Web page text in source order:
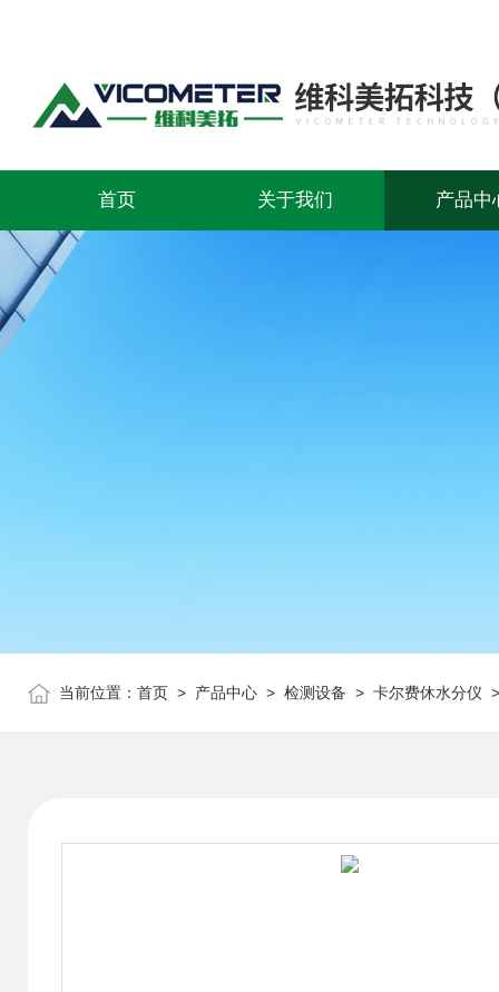
首页 关于我们 产品中
当前位置： 首页 > 产品中心 > 检测设备 > 卡尔费休水分仪